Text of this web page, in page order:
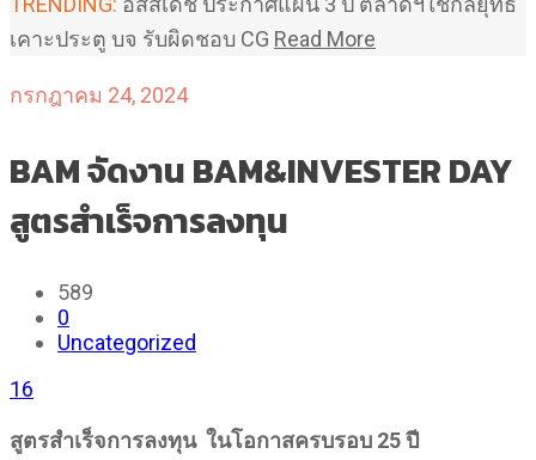
เคาะประตู บจ รับผิดชอบ CG Read More
กรกฎาคม 24, 2024
BAM จัดงาน BAM&INVESTER DAY
สูตรสำเร็จการลงทุน
589
0
Uncategorized
16
สูตรสำเร็จการลงทุน ในโอกาสครบรอบ 25 ปี